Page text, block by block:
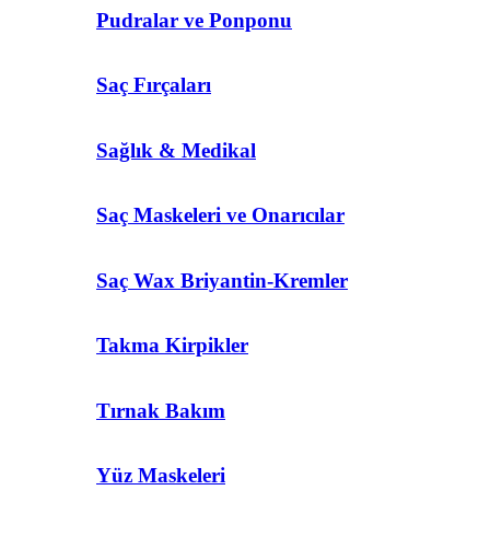
Pudralar ve Ponponu
Saç Fırçaları
Sağlık & Medikal
Saç Maskeleri ve Onarıcılar
Saç Wax Briyantin-Kremler
Takma Kirpikler
Tırnak Bakım
Yüz Maskeleri